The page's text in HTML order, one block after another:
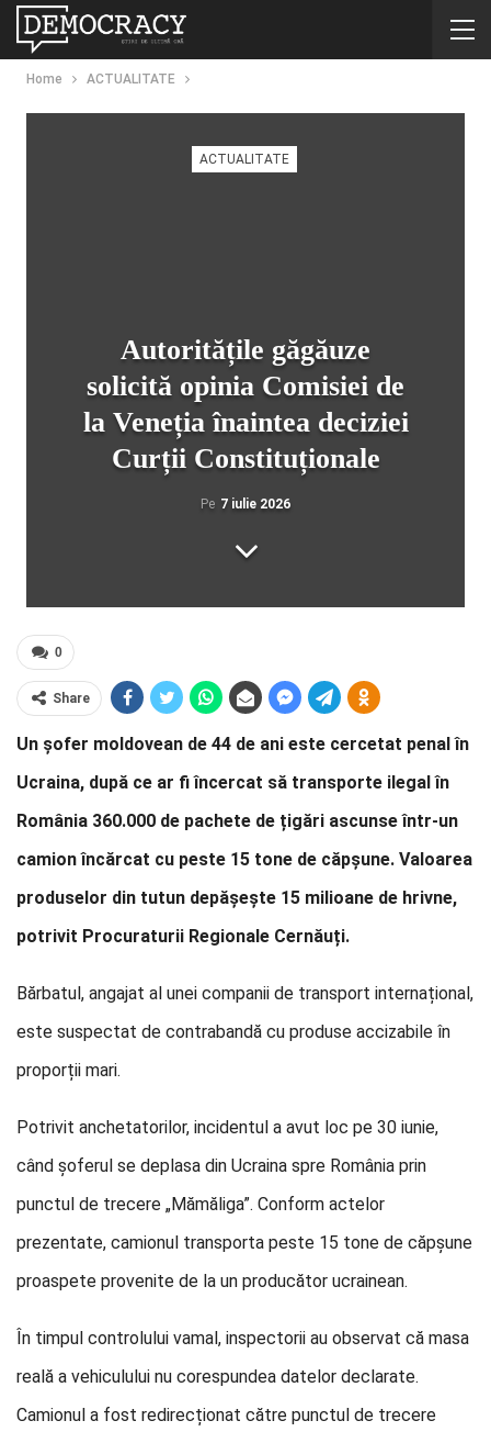
Home ACTUALITATE
ACTUALITATE
Autoritățile găgăuze
solicită opinia Comisiei de
la Veneția înaintea deciziei
Curții Constituționale
Pe 7 iulie 2026
0
Share
Un șofer moldovean de 44 de ani este cercetat penal în
Ucraina, după ce ar fi încercat să transporte ilegal în
România 360.000 de pachete de țigări ascunse într-un
camion încărcat cu peste 15 tone de căpșune. Valoarea
produselor din tutun depășește 15 milioane de hrivne,
potrivit Procuraturii Regionale Cernăuți.
Bărbatul, angajat al unei companii de transport internațional,
este suspectat de contrabandă cu produse accizabile în
proporții mari.
Potrivit anchetatorilor, incidentul a avut loc pe 30 iunie,
când șoferul se deplasa din Ucraina spre România prin
punctul de trecere „Mămăliga”. Conform actelor
prezentate, camionul transporta peste 15 tone de căpșune
proaspete provenite de la un producător ucrainean.
În timpul controlului vamal, inspectorii au observat că masa
reală a vehiculului nu corespundea datelor declarate.
Camionul a fost redirecționat către punctul de trecere